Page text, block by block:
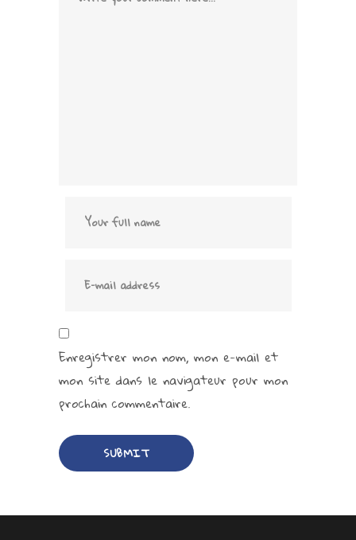
Enregistrer mon nom, mon e-mail et
mon site dans le navigateur pour mon
prochain commentaire.